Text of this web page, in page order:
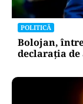
POLITICĂ
Bolojan,
declarația de